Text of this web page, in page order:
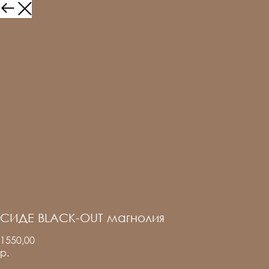
СИДЕ BLACK-OUT магнолия
1550,00
р.